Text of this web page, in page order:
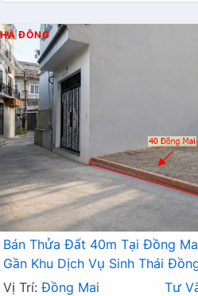
HÀ ĐÔNG
Bán Thửa Đất 40m Tại Đồng
Gần Khu Dịch Vụ Sinh Thái
Vị Trí: Đồng Mai Tư